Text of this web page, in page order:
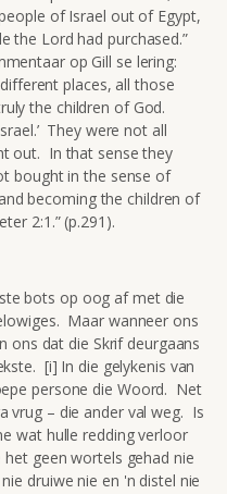
of Israel out of Egypt,
the Lord had purchased.”
op Gill se lering:
places, all those
the children of God.
They were not all
out. In that sense they
bought in the sense of
becoming the children of
2:1.” (p.291).
bots op oog af met die
Maar wanneer ons
ons dat die Skrif deurgaans
[i] In die gelykenis van
persone die Woord. Net
vrug – die ander val weg. Is
wat hulle redding verloor
geen wortels gehad nie
druiwe nie en 'n distel nie